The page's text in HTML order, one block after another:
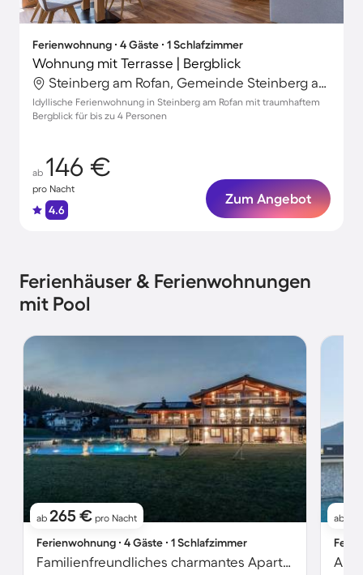
Ferienwohnung ∙ 4 Gäste ∙ 1 Schlafzimmer
Wohnung mit Terrasse | Bergblick
Steinberg am Rofan, Gemeinde Steinberg am Rofan, Österreich
Idyllische Ferienwohnung in Steinberg am Rofan mit traumhaftem
Bergblick für bis zu 4 Personen
ab 146 €
pro Nacht
4.6
Zum Angebot
Ferienhäuser & Ferienwohnungen
mit Pool
ab 265 € pro Nacht
Ferienwohnung ∙ 4 Gäste ∙ 1 Schlafzimmer
Familienfreundliches charmantes Apartment mit Pool, Sauna und Garten | Bergblick | Perfekt für die Arbeit von Zuhause
ab